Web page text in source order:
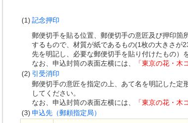
(1) 記念押印
郵便切手を貼る位置、郵便切手の意匠及び押印箇
するもので、材質が紙であるもの(1枚の大きさが
先を明記し、必要な郵便切手を貼り付けたもの）
なお、申込封筒の表面左横には、
「東京の花・木
(2) 引受消印
郵便切手の意匠を指定の上、あて名を明記した定
してください。
なお、申込封筒の表面左横には、
「東京の花・木
(3) 申込先（郵頼指定局）